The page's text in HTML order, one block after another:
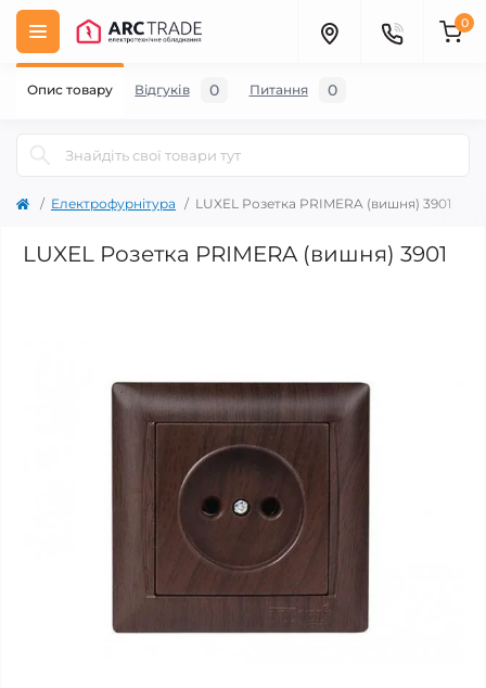
0
Електрофурнітура LUXEL Розетка PRIMERA (вишня) 3901
LUXEL Розетка PRIMERA (вишня) 3901
Опис товару Відгуків 0 Питання 0